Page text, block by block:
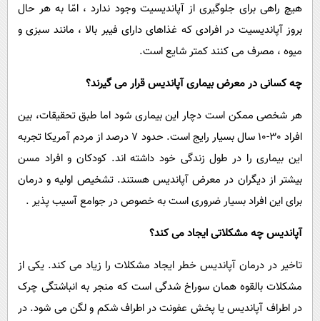
هیچ راهی برای جلوگیری از آپاندیسیت وجود ندارد ، امّا به هر حال
بروز آپاندیسیت در افرادی که غذاهای دارای فیبر بالا ، مانند سبزی و
میوه ، مصرف می کنند کمتر شایع است.
چه کسانی در معرض بیماری آپاندیس قرار می گیرند؟
هر شخصی ممکن است دچار این بیماری شود اما طبق تحقیقات، بین
افراد 30-10 سال بسیار رایج است. حدود 7 درصد از مردم آمریکا تجربه
این بیماری را در طول زندگی خود داشته اند. کودکان و افراد مسن
بیشتر از دیگران در معرض آپاندیس هستند. تشخیص اولیه و درمان
برای این افراد بسیار ضروری است به خصوص در جوامع آسیب پذیر .
آپاندیس چه مشکلاتی ایجاد می کند؟
تاخیر در درمان آپاندیس خطر ایجاد مشکلات را زیاد می کند. یکی از
مشکلات بالقوه همان سوراخ شدگی است که منجر به انباشتگی چرک
در اطراف آپاندیس یا پخش عفونت در اطراف شکم و لگن می شود. در